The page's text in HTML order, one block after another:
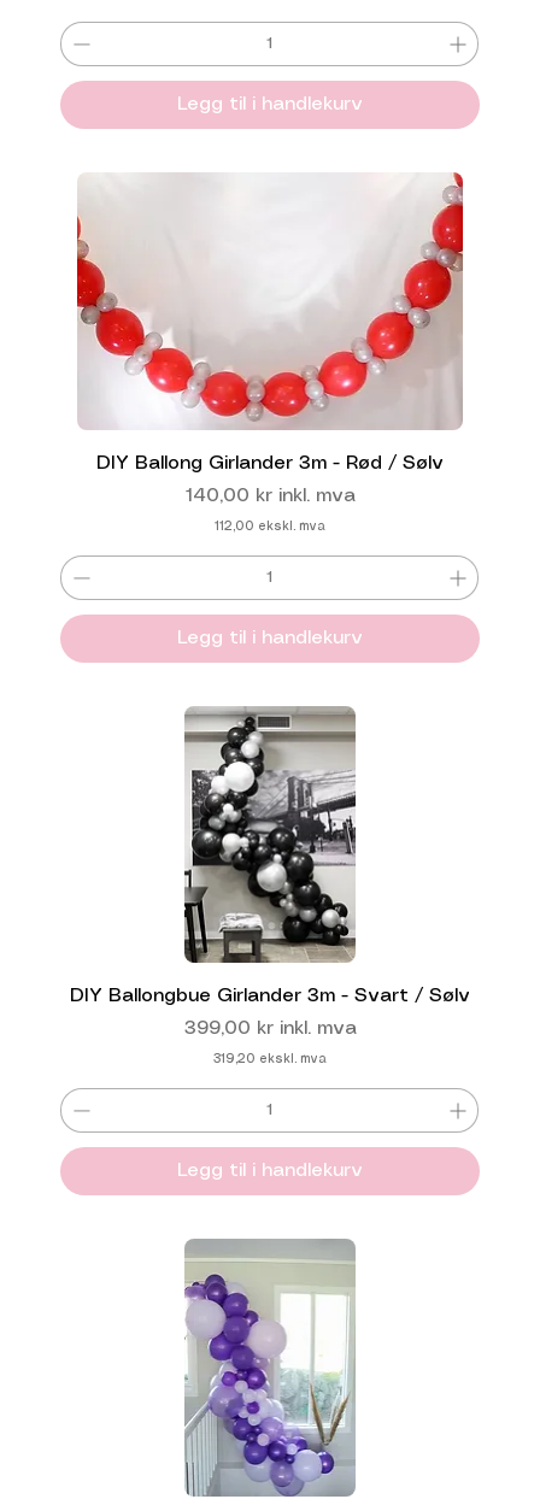
Legg til i handlekurv
DIY Ballong Girlander 3m - Rød / Sølv
Pris
140,00 kr inkl. mva
112,00 ekskl. mva
Legg til i handlekurv
DIY Ballongbue Girlander 3m - Svart / Sølv
Pris
399,00 kr inkl. mva
319,20 ekskl. mva
Legg til i handlekurv